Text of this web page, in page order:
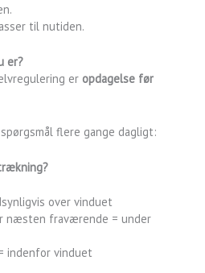
til nutiden.
er?
er opdagelse før
flere gange dagligt:
over vinduet
næsten fraværende = under
indenfor vinduet